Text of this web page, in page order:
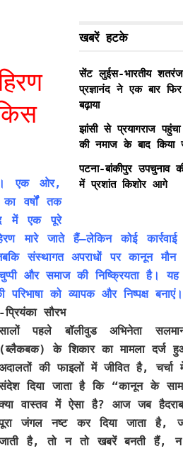
खबरें हटके
सेंट लुईस-भारतीय
प्रज्ञानंद ने एक बार
बढ़ाया
झांसी से प्रयागराज
की नमाज के बाद किया
पटना-बांकीपुर उपचुनाव
में प्रशांत किशोर आगे
है। एक ओर,
वर्षों तक
में एक पूरे
मारे जाते हैं—लेकिन कोई कार्रवाई
संस्थागत अपराधों पर कानून
चुप्पी और समाज की निष्क्रियता है।
को व्यापक और निष्पक्ष बनाएं।
-प्रियंका सौरभ
पहले बॉलीवुड अभिनेता
(ब्लैकबक) के शिकार का मामला दर्ज
की फाइलों में जीवित है,
दिया जाता है कि “कानून के
वास्तव में ऐसा है? आज जब
जंगल नष्ट कर दिया जाता है,
है, तो न तो खबरें बनती हैं,